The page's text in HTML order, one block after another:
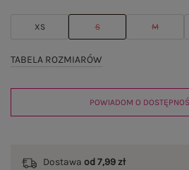
XS S M
TABELA ROZMIARÓW
POWIADOM O
Dostawa od 7,99 zł